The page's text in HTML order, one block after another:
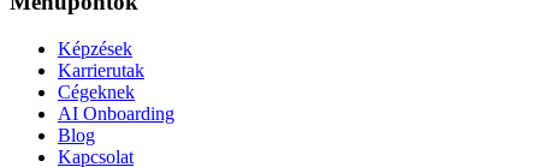
Képzések
Karrierutak
Cégeknek
AI Onboarding
Blog
Kapcsolat